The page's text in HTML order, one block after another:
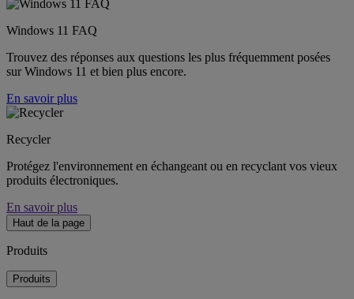
Windows 11 FAQ
Trouvez des réponses aux questions les plus fréquemment posées
sur Windows 11 et bien plus encore.
En savoir plus
Recycler
Protégez l'environnement en échangeant ou en recyclant vos vieux
produits électroniques.
En savoir plus
Haut de la page
Produits
Produits